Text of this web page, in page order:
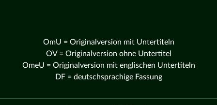
OmU = Originalversion mit Untertiteln
OV = Originalversion ohne Untertitel
OmeU = Originalversion mit englischen Untertiteln
DF = deutschsprachige Fassung